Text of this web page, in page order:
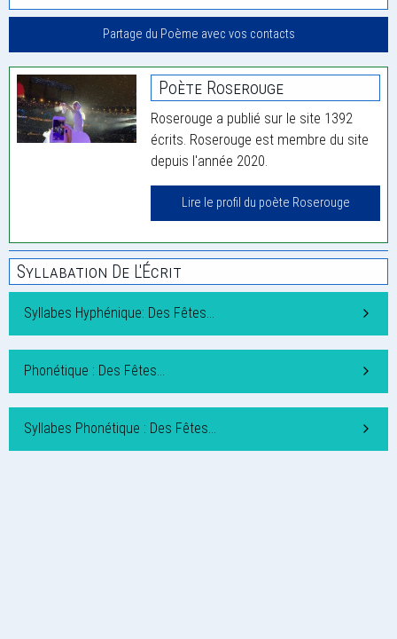
Partage du Poème avec vos contacts
Poète Roserouge
Roserouge a publié sur le site 1392
écrits. Roserouge est membre du site
depuis l'année 2020.
Lire le profil du poète Roserouge
Syllabation De L'Écrit
Syllabes Hyphénique: Des Fêtes…
Phonétique : Des Fêtes…
Syllabes Phonétique : Des Fêtes…